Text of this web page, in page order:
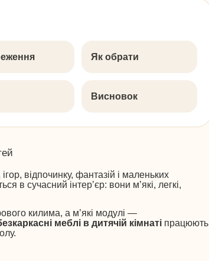
Як обрати
Висновок
відпочинку, фантазій і маленьких
в сучасний інтер’єр: вони м’які, легкі,
килима, а м’які модулі —
меблі в дитячій кімнаті працюють